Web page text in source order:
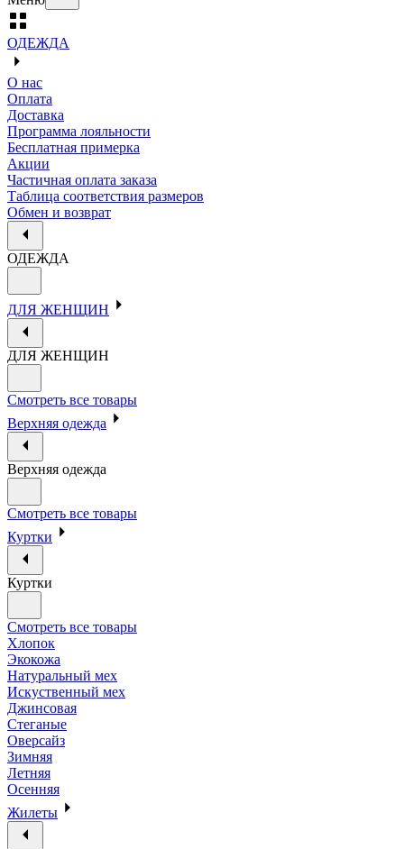
ОДЕЖДА
О нас
Оплата
Доставка
Программа лояльности
Бесплатная примерка
Акции
Частичная оплата заказа
Таблица соответствия размеров
Обмен и возврат
ОДЕЖДА
ДЛЯ ЖЕНЩИН
ДЛЯ ЖЕНЩИН
Смотреть все товары
Верхняя одежда
Верхняя одежда
Смотреть все товары
Куртки
Куртки
Смотреть все товары
Хлопок
Экокожа
Натуральный мех
Искуственный мех
Джинсовая
Стеганые
Оверсайз
Зимняя
Летняя
Осенняя
Жилеты